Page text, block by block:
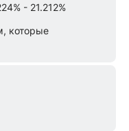
- 21.212%
которые